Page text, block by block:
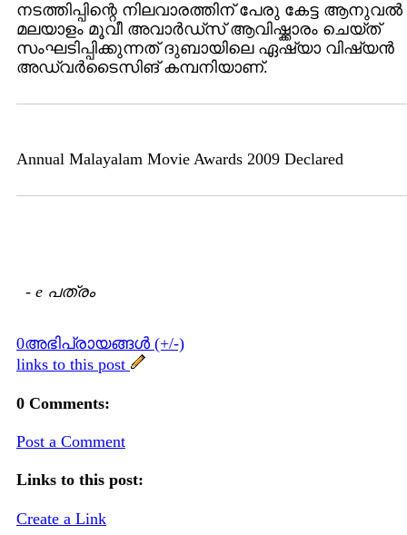
നടത്തിപ്പിന്റെ നിലവാരത്തിന് പേരു കേട്ട ആനുവല്‍
മലയാളം മൂവീ അവാര്‍ഡ്സ് ആവിഷ്ക്കാരം ചെയ്ത്
സംഘടിപ്പിക്കുന്നത് ദുബായിലെ ഏഷ്യാ വിഷ്യന്‍
അഡ്വര്‍ടൈസിങ് കമ്പനിയാണ്.
Annual Malayalam Movie Awards 2009 Declared
- e പത്രം
0അഭിപ്രായങ്ങള്‍ (+/-)
links to this post
0 Comments:
Post a Comment
Links to this post:
Create a Link